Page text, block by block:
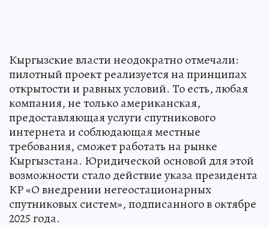
Кыргызские власти неодократно отмечали:
пилотный проект реализуется на принципах
открытости и равных условий. То есть, любая
компания, не только американская,
предоставляющая услуги спутникового
интернета и соблюдающая местные
требования, сможет работать на рынке
Кыргызстана. Юридической основой для этой
возможности стало действие указа президента
КР «О внедрении негеостационарных
спутниковых систем», подписанного в октябре
2025 года.